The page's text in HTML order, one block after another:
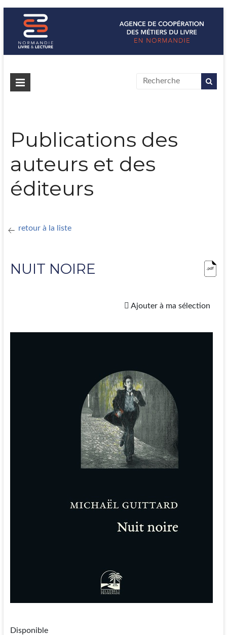
Normandie Livre & Lecture
L'agence de coopération des métiers du livre en Normandie
Publications des
auteurs et des
éditeurs
retour à la liste
NUIT NOIRE
Ajouter à ma sélection
Disponible